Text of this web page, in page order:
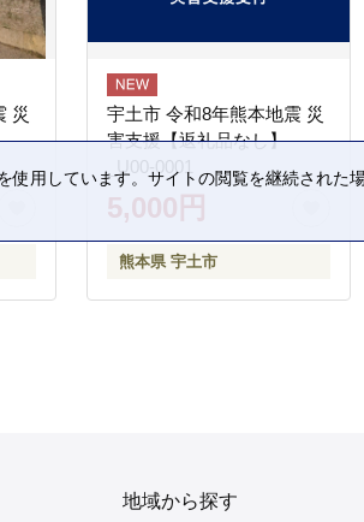
災
宇土市 令和8年熊本地震 災
害支援【返礼品なし】
_U00-0001
5,000円
熊本県 宇土市
地域から探す
用しています。サイトの閲覧を継続された